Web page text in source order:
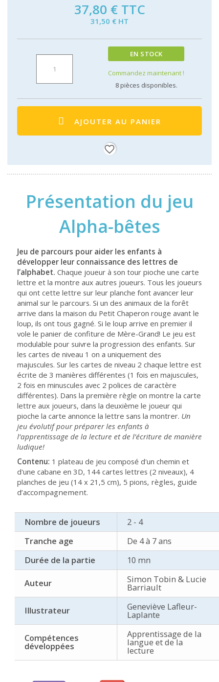
37,80 € TTC
31,50 € HT
EN STOCK
Commandez maintenant !
8pièces disponibles.
AJOUTER AU PANIER
favorite_border
Présentation du jeu
Alpha-bêtes
Jeu de parcours pour aider les enfants à
développer leur connaissance des lettres de
l’alphabet. Chaque joueur à son tour pioche une carte
lettre et la montre aux autres joueurs. Tous les joueurs
qui ont cette lettre sur leur planche font avancer leur
animal sur le parcours. Si un des animaux de la forêt
arrive dans la maison du Petit Chaperon rouge avant le
loup, ils ont tous gagné. Si le loup arrive en premier il
vole le panier de confiture de Mère-Grand! Le jeu est
modulable pour suivre la progression des enfants. Sur
les cartes de niveau 1 on a uniquement des
majuscules. Sur les cartes de niveau 2 chaque lettre est
écrite de 3 manières différentes (1 fois en majuscules,
2 fois en minuscules avec 2 polices de caractère
différentes). Dans la première règle on montre la carte
lettre aux joueurs, dans la deuxième le joueur qui
pioche la carte annonce la lettre sans la montrer. Un
jeu évolutif pour préparer les enfants à
l’apprentissage de la lecture et de l’écriture de manière
ludique!
Contenu: 1 plateau de jeu composé d'un chemin et
d'une cabane en 3D, 144 cartes lettres (2 niveaux), 4
planches de jeu (14 x 21,5 cm), 5 pions, règles, guide
d’accompagnement.
Nombre de joueurs
2 - 4
Tranche age
De 4 à 7 ans
Durée de la partie
10 mn
Auteur Simon Tobin & Lucie
Barriault
Illustrateur Geneviève Lafleur-
Laplante
Compétences
développées
Apprentissage de la
langue et de la
lecture